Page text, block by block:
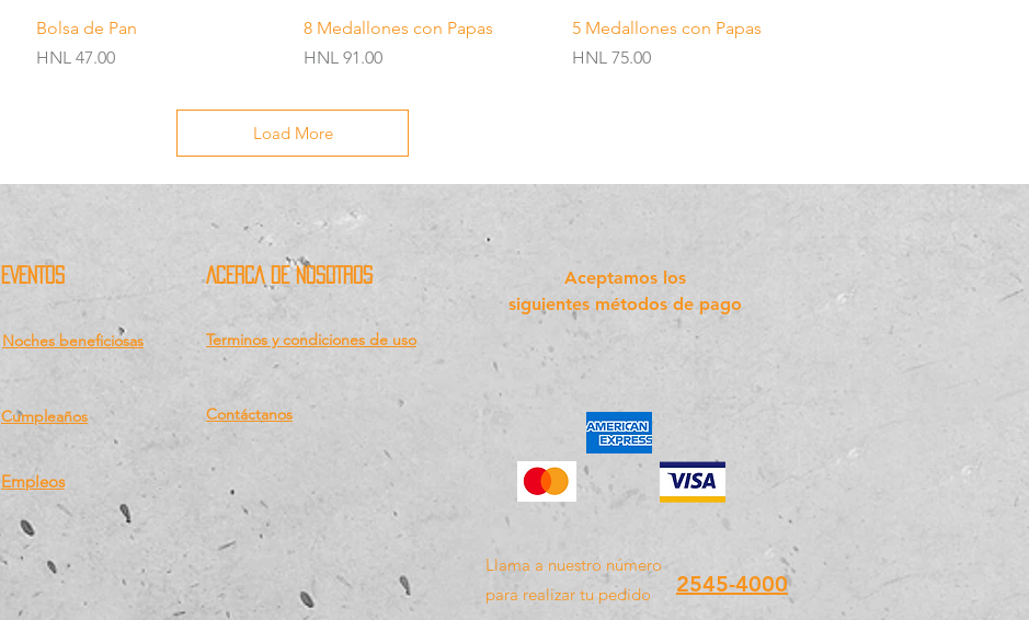
Quick View
Bolsa de Pan
Price
HNL 47.00
Quick View
8 Medallones con Papas
Price
HNL 91.00
Quick View
5 Medallones con Papas
Price
HNL 75.00
Load More
EVENTOS
Noches beneficiosas
Cumpleaños
Empleos
ACERCA DE NOSOTROS
Aceptamos los
siguientes métodos de pago
Terminos y condiciones de uso
Contáctanos
2545-4000
Llama a nuestro número
para realizar tu pedido